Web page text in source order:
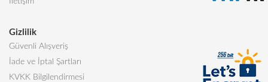
Gizlilik
Güvenli Alışveriş
İade ve İptal Şartları
KVKK Bilgilendirmesi